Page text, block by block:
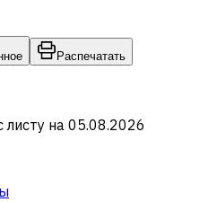
Распечатать
листу на 05.08.2026